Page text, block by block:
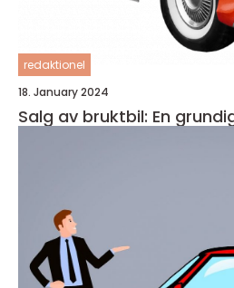
redaktionel
18. January 2024
Salg av bruktbil: En